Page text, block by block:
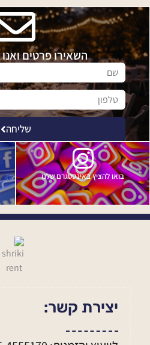
השאירו פרטים
שליחה
בואו להציץ באינסטגרם שלנו
יצירת קשר: